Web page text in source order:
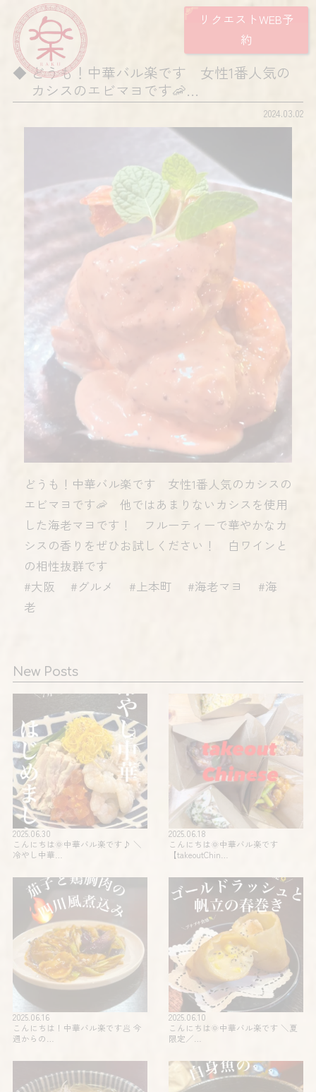
リクエストWEB予
約
どうも！中華バル楽です 女性1番人気の
カシスのエビマヨです🦐…
2024.03.02
どうも！中華バル楽です 女性1番人気のカシスの
エビマヨです🦐 他ではあまりないカシスを使用
した海老マヨです！ フルーティーで華やかなカ
シスの香りをぜひお試しください！ 白ワインと
の相性抜群です
#大阪 #グルメ #上本町 #海老マヨ #海
老
New Posts
2025.06.30
こんにちは🌞中華バル楽です♪ ＼
冷やし中華…
2025.06.18
こんにちは🌞中華バル楽です
【takeoutChin…
2025.06.16
こんにちは！中華バル楽です🥟 今
週からの…
2025.06.10
こんにちは🌞中華バル楽です️ ＼夏
限定️／…